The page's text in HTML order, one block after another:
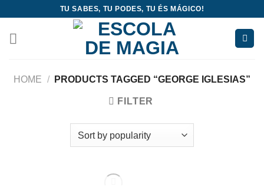
content
TU SABES, TU PODES, TU ÉS MÁGICO!
HOME / PRODUCTS TAGGED “GEORGE IGLESIAS”
FILTER